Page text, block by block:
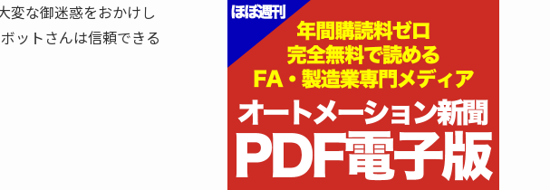
変な御迷惑をおかけし
ットさんは信頼できる